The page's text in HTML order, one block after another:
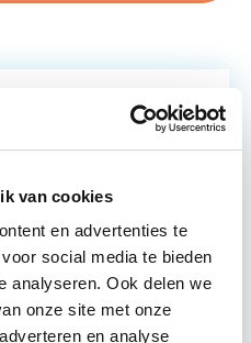
van cookies
en advertenties te
social media te bieden
analyseren. Ook delen we
onze site met onze
en analyse
Vastgoed en
je duurzaamheid
te
naar een duurzaam
(DMJOP). Hierbij